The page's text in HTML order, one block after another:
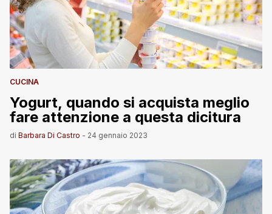
CUCINA
Yogurt, quando si acquista meglio
fare attenzione a questa dicitura
di Barbara Di Castro - 24 gennaio 2023